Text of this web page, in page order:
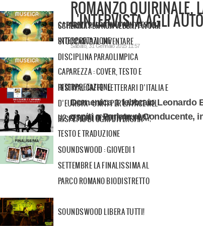
ROMANZO QUIRINALE,
L'INTERVISTA AGLI
Sabato, 31 Gennaio 2015 11:57
Domenica 1 febbraio Leonardo
ospiti a Parlate al Conducente,
SCHERMA PER NON VEDENTI: A UNA
STOCCATA DAL DIVENTARE
DISCIPLINA PARAOLIMPICA
FESTIVAL CAFFE’ LETTERARI D’ITALIA E
D’EUROPA - UNITI PER LA PACE NEL
RISPETTO DI OGNI DIVERSITÀ
SOUNDSWOOD : GIOVEDI 1
SETTEMBRE LA FINALISSIMA AL
PARCO ROMANO BIODISTRETTO
SOUNDSWOOD LIBERA TUTTI!
CAPAREZZA: ARGENTI VIVE, TESTO E
INTERPRETAZIONE
CAPAREZZA : COVER, TESTO E
INTERPRETAZIONE
U2 :GET OUT OF YOUR OWN WAY,
TESTO E TRADUZIONE